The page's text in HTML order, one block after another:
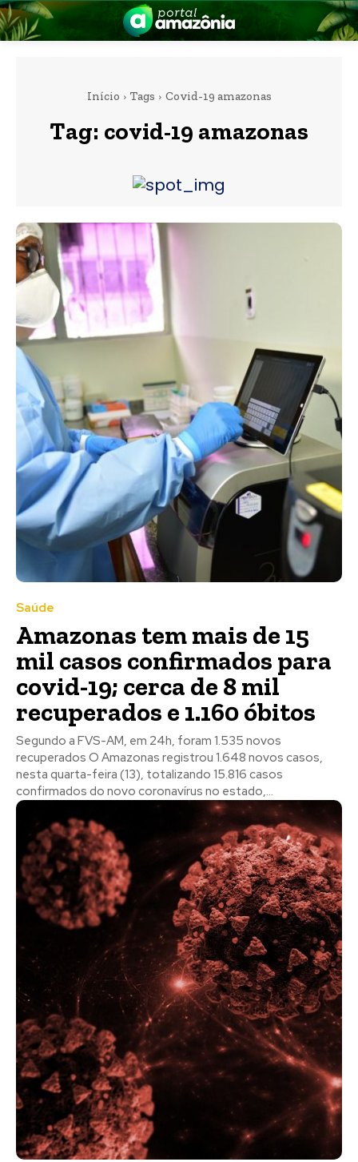
Amazônia
Início Tags Covid-19 amazonas
Tag: covid-19 amazonas
Saúde
Amazonas tem mais de 15
mil casos confirmados para
covid-19; cerca de 8 mil
recuperados e 1.160 óbitos
Segundo a FVS-AM, em 24h, foram 1.535 novos
recuperados O Amazonas registrou 1.648 novos casos,
nesta quarta-feira (13), totalizando 15.816 casos
confirmados do novo coronavírus no estado,...